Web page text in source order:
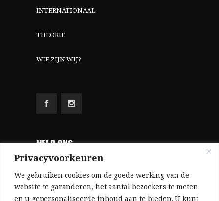
Privacyvoorkeuren
We gebruiken cookies om de goede werking van de
website te garanderen, het aantal bezoekers te meten
en u gepersonaliseerde inhoud aan te bieden. U kunt
INTERNATIONAAL
THEORIE
WIE ZIJN WIJ?
HELP ONS
Aangezien we volledig zelf gefinancierd zijn
(zonder subsidies, zonder commerciële
advertenties en zonder rijke sponsors), zijn we